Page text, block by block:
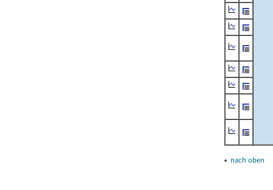
▴ nach oben